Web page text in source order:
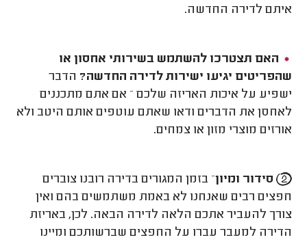
איתם לדירה החדשה.
האם תצטרכו להשתמש בשירותי אחסון או
שהפריטים יגיעו ישירות לדירה החדשה? הדבר
ישפיע על איכות האריזה שלכם – אם אתם מתכננים
לאחסן את הדברים ודאו שאתם עוטפים אותם היטב ולא
אורזים מוצרי מזון או צמחים.
סידור ומיון– בזמן המגורים בדירה רובנו צוברים
חפצים רבים שאנחנו לא באמת משתמשים בהם ואין
צורך להעביר אתכם הלאה לדירה הבאה. לכן, באריזת
הדירה למעבר עברו על החפצים שברשותכם ומיינו